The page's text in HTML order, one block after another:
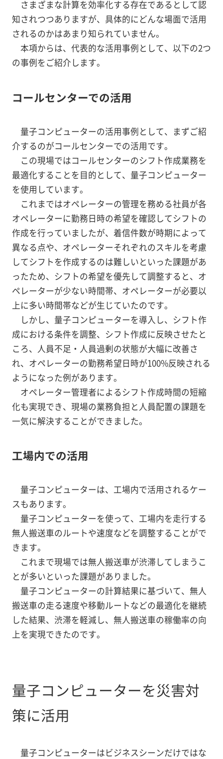
さまざまな計算を効率化する存在であるとして認
知されつつありますが、具体的にどんな場面で活用
されるのかはあまり知られていません。
本項からは、代表的な活用事例として、以下の2つ
の事例をご紹介します。
コールセンターでの活用
量子コンピューターの活用事例として、まずご紹
介するのがコールセンターでの活用です。
この現場ではコールセンターのシフト作成業務を
最適化することを目的として、量子コンピューター
を使用しています。
これまではオペレーターの管理を務める社員が各
オペレーターに勤務日時の希望を確認してシフトの
作成を行っていましたが、着信件数が時期によって
異なる点や、オペレーターそれぞれのスキルを考慮
してシフトを作成するのは難しいといった課題があ
ったため、シフトの希望を優先して調整すると、オ
ペレーターが少ない時間帯、オペレーターが必要以
上に多い時間帯などが生じていたのです。
しかし、量子コンピューターを導入し、シフト作
成における条件を調整、シフト作成に反映させたと
ころ、人員不足・人員過剰の状態が大幅に改善さ
れ、オペレーターの勤務希望日時が100%反映される
ようになった例があります。
オペレーター管理者によるシフト作成時間の短縮
化も実現でき、現場の業務負担と人員配置の課題を
一気に解決することができました。
工場内での活用
量子コンピューターは、工場内で活用されるケー
スもあります。
量子コンピューターを使って、工場内を走行する
無人搬送車のルートや速度などを調整することがで
きます。
これまで現場では無人搬送車が渋滞してしまうこ
とが多いといった課題がありました。
量子コンピューターの計算結果に基づいて、無人
搬送車の走る速度や移動ルートなどの最適化を継続
した結果、渋滞を軽減し、無人搬送車の稼働率の向
上を実現できたのです。
量子コンピューターを災害対
策に活用
量子コンピューターはビジネスシーンだけではな